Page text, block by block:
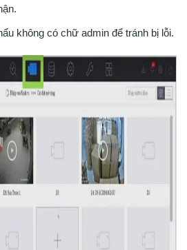
không có chữ admin để tránh bị lỗi.